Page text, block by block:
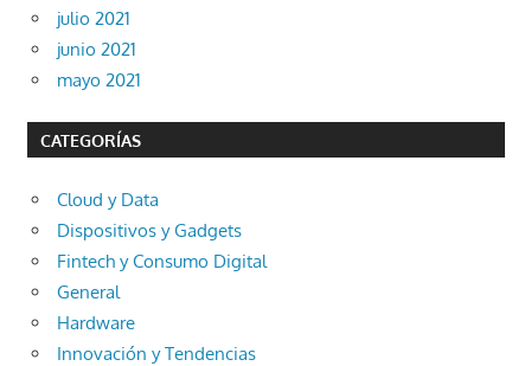
julio 2021
junio 2021
mayo 2021
CATEGORÍAS
Cloud y Data
Dispositivos y Gadgets
Fintech y Consumo Digital
General
Hardware
Innovación y Tendencias